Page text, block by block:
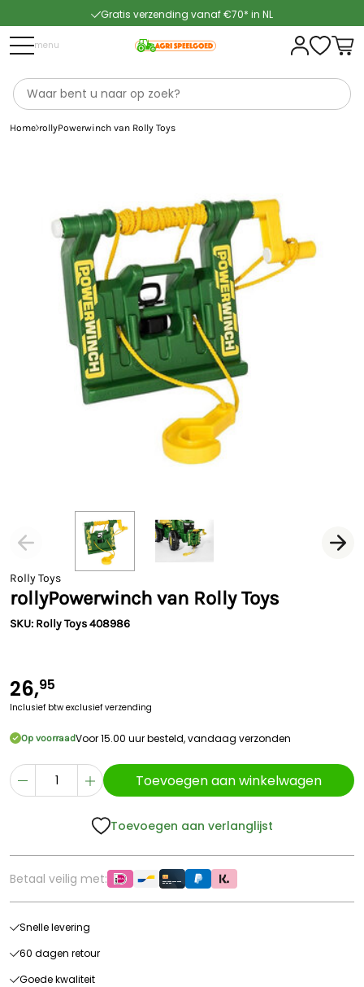
Gratis verzending vanaf €70* in NL
Snelle levering
menu
Home rollyPowerwinch van Rolly Toys
Rolly Toys
rollyPowerwinch van Rolly Toys
SKU: Rolly Toys 408986
26,95
Inclusief btw exclusief verzending
Op voorraadVoor 15.00 uur besteld, vandaag verzonden
Toevoegen aan winkelwagen
Toevoegen aan verlanglijst
Betaal veilig met:
Snelle levering
60 dagen retour
Goede kwaliteit